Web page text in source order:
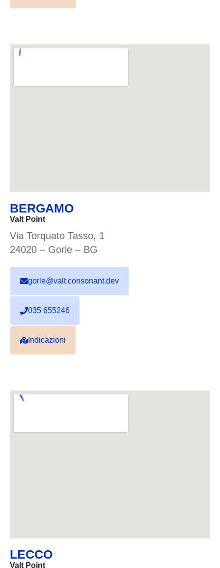
BERGAMO
Valt Point
Via Torquato Tasso, 1
24020 – Gorle – BG
gorle@valt.consonant.dev
035 655246
Indicazioni
LECCO
Valt Point